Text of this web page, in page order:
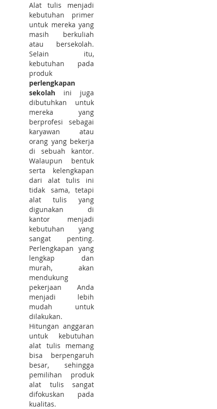
Alat tulis menjadi
kebutuhan primer
untuk mereka yang
masih berkuliah
atau bersekolah.
Selain itu,
kebutuhan pada
produk
perlengkapan
sekolah ini juga
dibutuhkan untuk
mereka yang
berprofesi sebagai
karyawan atau
orang yang bekerja
di sebuah kantor.
Walaupun bentuk
serta kelengkapan
dari alat tulis ini
tidak sama, tetapi
alat tulis yang
digunakan di
kantor menjadi
kebutuhan yang
sangat penting.
Perlengkapan yang
lengkap dan
murah, akan
mendukung
pekerjaan Anda
menjadi lebih
mudah untuk
dilakukan.
Hitungan anggaran
untuk kebutuhan
alat tulis memang
bisa berpengaruh
besar, sehingga
pemilihan produk
alat tulis sangat
difokuskan pada
kualitas.